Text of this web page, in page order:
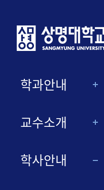
학과안내
교수소개
학사안내